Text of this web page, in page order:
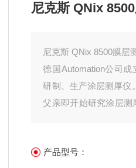
尼克斯 QNix
尼克斯 QNix 8500膜层
德国Automation公司成
研制、生产涂层测厚仪
父亲即开始研究涂层测
为当今涂层测厚仪的*优
产品型号：